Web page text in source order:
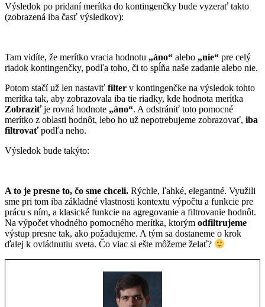
Výsledok po pridaní merítka do kontingenčky bude vyzerať takto
(zobrazená iba časť výsledkov):
Tam vidíte, že merítko vracia hodnotu „áno“ alebo „nie“ pre celý
riadok kontingenčky, podľa toho, či to spĺňa naše zadanie alebo nie.
Potom stačí už len nastaviť filter v kontingenčke na výsledok tohto
merítka tak, aby zobrazovala iba tie riadky, kde hodnota merítka
Zobraziťje rovná hodnote „áno“. A odstrániť toto pomocné
merítko z oblasti hodnôt, lebo ho už nepotrebujeme zobrazovať, iba
filtrovaťpodľa neho.
Výsledok bude takýto:
A to je presne to, čo sme chceli. Rýchle, ľahké, elegantné. Využili
sme pri tom iba základné vlastnosti kontextu výpočtu a funkcie pre
prácu s ním, a klasické funkcie na agregovanie a filtrovanie hodnôt.
Na výpočet vhodného pomocného merítka, ktorým odfiltrujeme
výstup presne tak, ako požadujeme. A tým sa dostaneme o krok
ďalej k ovládnutiu sveta. Čo viac si ešte môžeme želať?